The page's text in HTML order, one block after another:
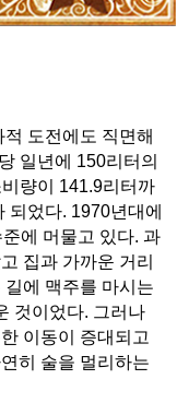
도전에도 직면해
일년에 150리터의
량이 141.9리터까
되었다. 1970년대에
에 머물고 있다. 과
집과 가까운 거리
에 맥주를 마시는
것이었다. 그러나
이동이 증대되고
히 술을 멀리하는